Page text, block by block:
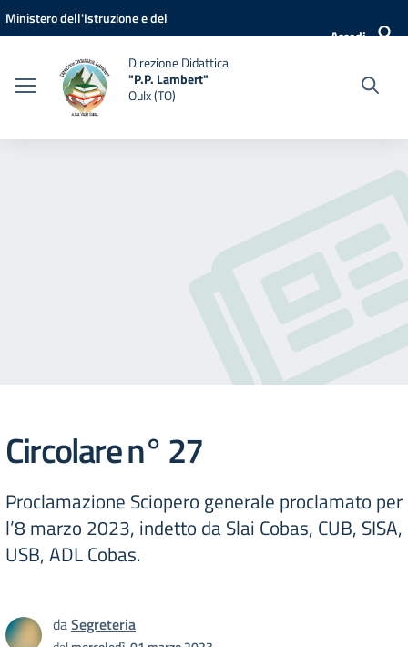
Vai ai contenuti
Vai al menu di navigazione
Vai al footer
Ministero dell'Istruzione e del
Accedi
Direzione Didattica
"P.P. Lambert"
Oulx (TO)
Circolare n° 27
Proclamazione Sciopero generale proclamato per
l’8 marzo 2023, indetto da Slai Cobas, CUB, SISA,
USB, ADL Cobas.
daSegreteria